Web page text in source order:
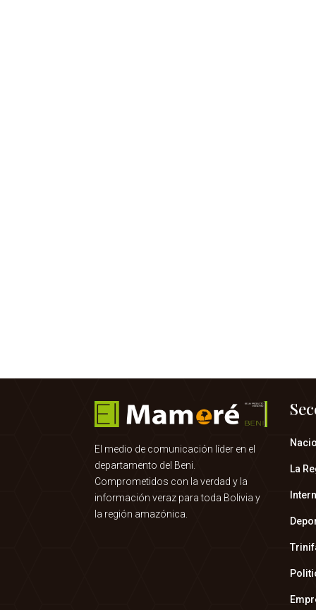
El medio de comunicación líder en el
departamento del Beni.
Comprometidos con la verdad y la
información veraz para toda Bolivia y
la región amazónica.
La